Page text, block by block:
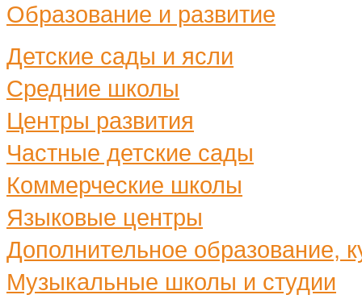
Образование и развитие
Детские сады и ясли
Средние школы
Центры развития
Частные детские сады
Коммерческие школы
Языковые центры
Дополнительное образование,
Музыкальные школы и студии